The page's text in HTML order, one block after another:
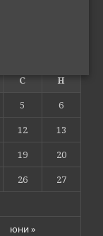
С Н
юни »
5
6
12
13
19
20
26
27